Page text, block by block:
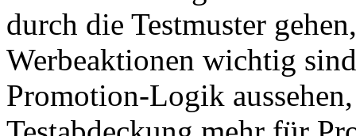
durch die Testmuster
Werbeaktionen wichtig
Promotion-Logik